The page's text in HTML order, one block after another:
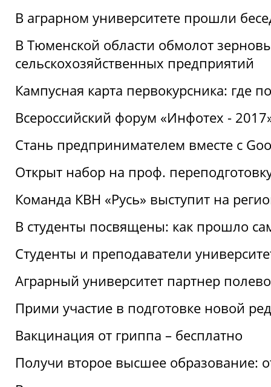
В аграрном университете прошли
В Тюменской области обмолот
сельскохозяйственных предприятий
Кампусная карта первокурсника: где
Всероссийский форум «Инфотех -
Стань предпринимателем вместе с
Открыт набор на проф.
Команда КВН «Русь» выступит на
В студенты посвящены: как прошло
Студенты и преподаватели
Аграрный университет партнер
Прими участие в подготовке новой
Вакцинация от гриппа – бесплатно
Получи второе высшее образование: